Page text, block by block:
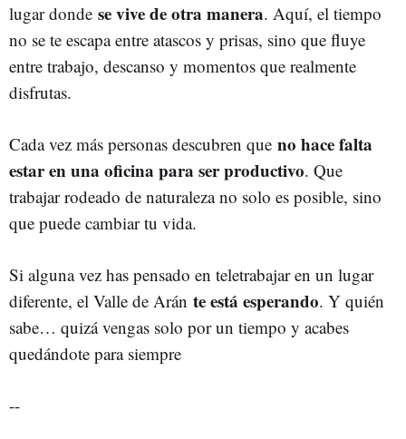
lugar donde se vive de otra manera. Aquí, el tiempo
no se te escapa entre atascos y prisas, sino que fluye
entre trabajo, descanso y momentos que realmente
disfrutas.
Cada vez más personas descubren que no hace falta
estar en una oficina para ser productivo. Que
trabajar rodeado de naturaleza no solo es posible, sino
que puede cambiar tu vida.
Si alguna vez has pensado en teletrabajar en un lugar
diferente, el Valle de Arán te está esperando. Y quién
sabe… quizá vengas solo por un tiempo y acabes
quedándote para siempre
--